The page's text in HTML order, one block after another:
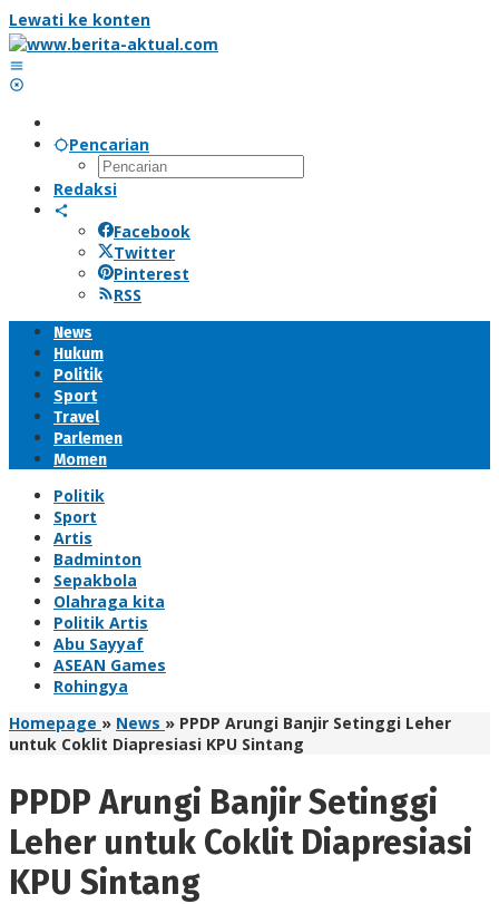
Lewati ke konten
Pencarian
Redaksi
Facebook
Twitter
Pinterest
RSS
News
Hukum
Politik
Sport
Travel
Parlemen
Momen
Politik
Sport
Artis
Badminton
Sepakbola
Olahraga kita
Politik Artis
Abu Sayyaf
ASEAN Games
Rohingya
Homepage » News » PPDP Arungi Banjir Setinggi Leher
untuk Coklit Diapresiasi KPU Sintang
PPDP Arungi Banjir Setinggi
Leher untuk Coklit Diapresiasi
KPU Sintang